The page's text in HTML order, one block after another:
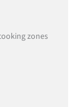
zones